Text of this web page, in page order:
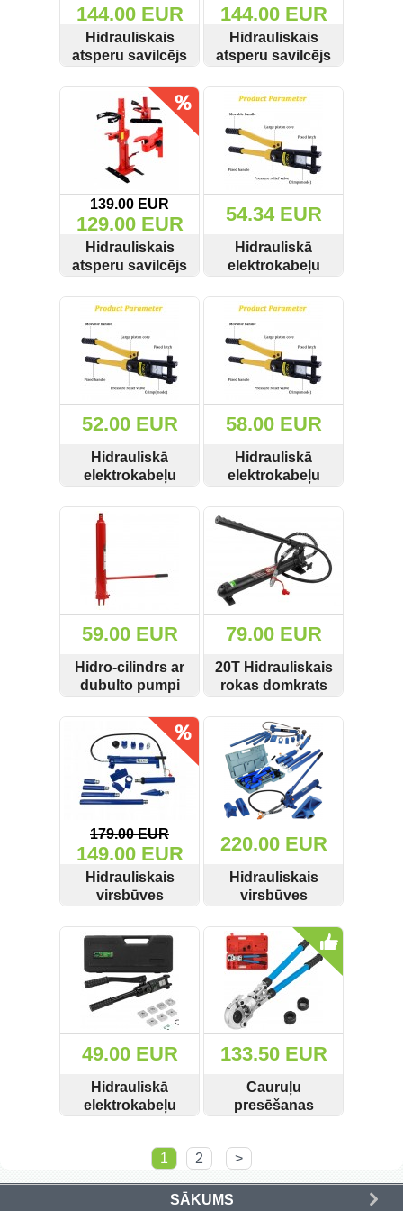
144.00 EUR
Hidrauliskais
atsperu savilcējs
Tonna
SKATĪT PIRKT
144.00 EUR
Hidrauliskais
atsperu savilcējs
SKATĪT PIRKT
139.00 EUR
129.00 EUR
Hidrauliskais
atsperu savilcējs
SKATĪT PIRKT
54.34 EUR
Hidrauliskā
elektrokabeļu
240mm2 12T
YQK240
SKATĪT PIRKT
52.00 EUR
Hidrauliskā
elektrokabeļu
120mm2 10T
YQK120
SKATĪT PIRKT
58.00 EUR
Hidrauliskā
elektrokabeļu
300mm2 13T
YQK300
SKATĪT PIRKT
59.00 EUR
Hidro-cilindrs ar
dubulto pumpi
KD345
SKATĪT PIRKT
79.00 EUR
20T Hidrauliskais
rokas domkrats
Forsage F-0100-
2A-3/GEKO
G02011
SKATĪT PIRKT
179.00 EUR
149.00 EUR
Hidrauliskais
virsbūves
komplekts 10T
G02070
SKATĪT PIRKT
220.00 EUR
Hidrauliskais
virsbūves
komplekts 10T
Liudo
SKATĪT PIRKT
49.00 EUR
Hidrauliskā
elektrokabeļu
Rockforce Y120A
133.50 EUR
Cauruļu
presēšanas
1 2 >
SĀKUMS